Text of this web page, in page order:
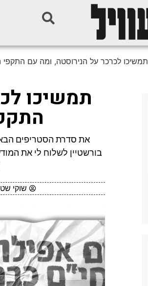
תמשיכו לכרכר על הנירוסטה, ומה עם
תמשיכו
את סדרת הסטריפים
בורשטיין לשלוח לי את
שוקי